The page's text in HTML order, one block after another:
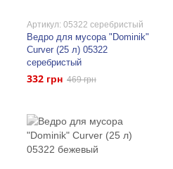
Артикул: 05322 серебристый
Ведро для мусора "Dominik"
Curver (25 л) 05322
серебристый
332 грн 469 грн